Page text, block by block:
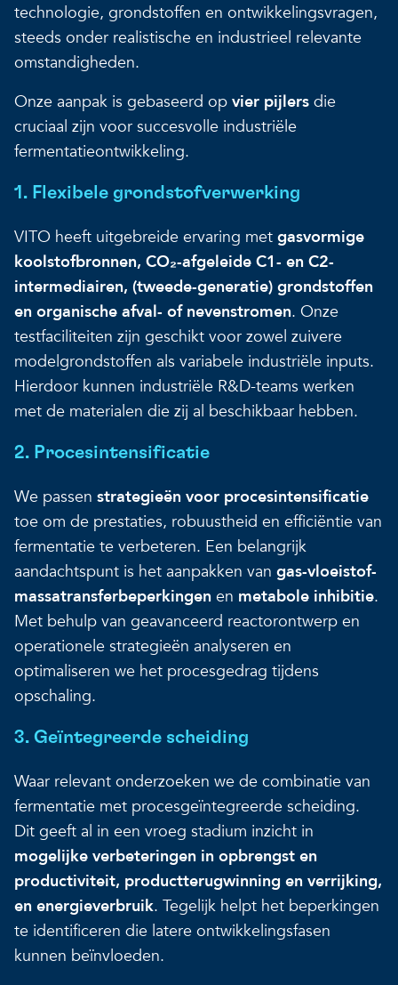
technologie, grondstoffen en ontwikkelingsvragen,
steeds onder realistische en industrieel relevante
omstandigheden.
Onze aanpak is gebaseerd op vier pijlers die
cruciaal zijn voor succesvolle industriële
fermentatieontwikkeling.
1. Flexibele grondstofverwerking
VITO heeft uitgebreide ervaring met gasvormige
koolstofbronnen, CO₂-afgeleide C1- en C2-
intermediairen, (tweede-generatie) grondstoffen
en organische afval- of nevenstromen. Onze
testfaciliteiten zijn geschikt voor zowel zuivere
modelgrondstoffen als variabele industriële inputs.
Hierdoor kunnen industriële R&D-teams werken
met de materialen die zij al beschikbaar hebben.
2. Procesintensificatie
We passen strategieën voor procesintensificatie
toe om de prestaties, robuustheid en efficiëntie van
fermentatie te verbeteren. Een belangrijk
aandachtspunt is het aanpakken van gas-vloeistof-
massatransferbeperkingen en metabole inhibitie.
Met behulp van geavanceerd reactorontwerp en
operationele strategieën analyseren en
optimaliseren we het procesgedrag tijdens
opschaling.
3. Geïntegreerde scheiding
Waar relevant onderzoeken we de combinatie van
fermentatie met procesgeïntegreerde scheiding.
Dit geeft al in een vroeg stadium inzicht in
mogelijke verbeteringen in opbrengst en
productiviteit, productterugwinning en verrijking,
en energieverbruik. Tegelijk helpt het beperkingen
te identificeren die latere ontwikkelingsfasen
kunnen beïnvloeden.